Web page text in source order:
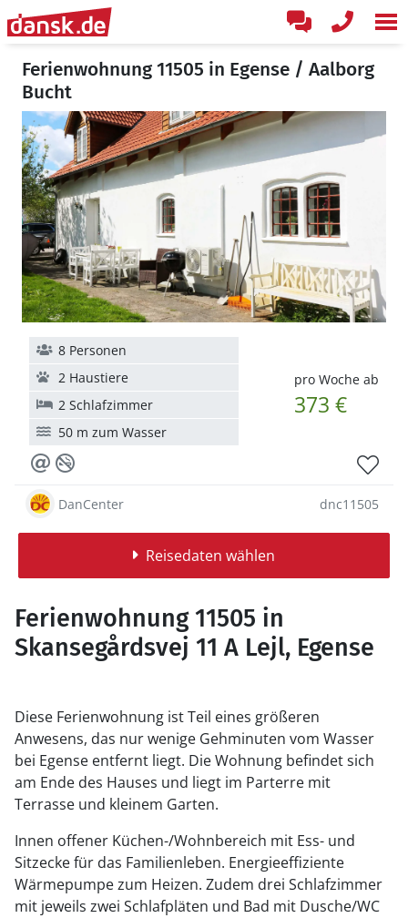
Ferienwohnung 11505 in Egense / Aalborg
Bucht
pro Woche ab
373 €
8 Personen
2 Haustiere
2 Schlafzimmer
50 m zum Wasser
DanCenter dnc11505
Reisedaten wählen
Ferienwohnung 11505 in
Skansegårdsvej 11 A Lejl, Egense
Diese Ferienwohnung ist Teil eines größeren
Anwesens, das nur wenige Gehminuten vom Wasser
bei Egense entfernt liegt. Die Wohnung befindet sich
am Ende des Hauses und liegt im Parterre mit
Terrasse und kleinem Garten.
Innen offener Küchen-/Wohnbereich mit Ess- und
Sitzecke für das Familienleben. Energieeffiziente
Wärmepumpe zum Heizen. Zudem drei Schlafzimmer
mit jeweils zwei Schlafpläten und Bad mit Dusche/WC